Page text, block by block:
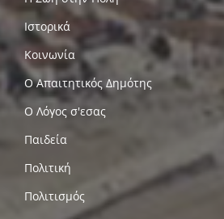
Ιστορικά
Κοινωνία
Ο Απαιτητικός Δημότης
Ο Λόγος σ'εσας
Παιδεία
Πολιτική
Πολιτισμός